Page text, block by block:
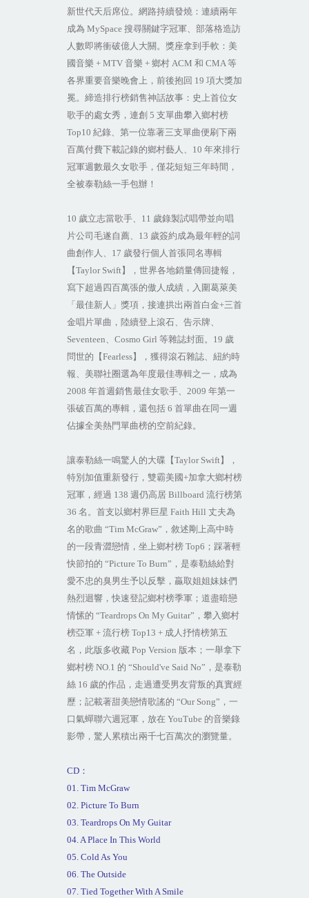
新世代天后席位。網路持續發燒：連續兩年
成為 MySpace 搜尋關鍵字冠軍、部落格造訪
人數即將衝破億人大關。獎座拿到手軟：美
國音樂 + MTV 音樂 + 鄉村 ACM 和 CMA等
各界重要音樂晚會上，前後抱回 19 項大獎加
冕。締造排行榜銷售神話故事：史上首位女
歌手的處女秀，連創 5 支單曲攀入鄉村榜
Top10 紀錄、第一位靠著三支單曲便刷下兩
百萬付費下載記錄的鄉村藝人、 10 年來排行
冠軍週數最久女歌手，僅花短短三年時間，
全被泰勒絲一手包辦！
10 歲立志當歌手、 11 歲錄製試唱帶並向唱
片公司毛遂自薦、 13 歲簽約成為最年輕的詞
曲創作人、 17 歲發行個人首張同名專輯
【Taylor Swift】，世界各地銷量傳回捷報，
寫下超過四百萬張的傲人成績，入圍葛萊美
「最佳新人」獎項，接連拱出兩首白金+三首
金唱片單曲，陸續登上滾石、告示牌、
Seventeen、 Cosmo Girl 等雜誌封面。 19 歲
問世的【Fearless】，獲得滾石雜誌、紐約時
報、美聯社圈選為年度最佳專輯之一，成為
2008 年首週銷售最佳女歌手、 2009 年第一
張破百萬的專輯，還包括 6 首單曲在同一週
佔據全美熱門單曲榜的空前紀錄。
讓泰勒絲一鳴驚人的大碟【Taylor Swift】，
特別加值重新發行，雙霸美國+加拿大鄉村榜
冠軍，經過 138 週仍高居 Billboard 流行榜第
36 名。首支以鄉村界巨星 Faith Hill 丈夫為
名的歌曲 “Tim McGraw” ，敘述剛上高中時
的一段青澀戀情，坐上鄉村榜 Top6 ；踩著輕
快節拍的 “Picture To Burn” ，是泰勒絲給對
愛不忠的臭男生予以反擊，贏取姐姐妹妹們
熱烈迴響，快速登記鄉村榜季軍；道盡暗戀
情愫的 “Teardrops On My Guitar” ，攀入鄉村
榜亞軍 + 流行榜 Top13 + 成人抒情榜第五
名，此版多收藏 Pop Version 版本；一舉拿下
鄉村榜 NO.1 的 “Should've Said No” ，是泰勒
絲 16 歲的作品，走過遭受男友背叛的真實經
歷；記載著甜美戀情歌謠的 “Our Song” ，一
口氣蟬聯六週冠軍，放在 YouTube 的音樂錄
影帶，驚人累積出兩千七百萬次的瀏覽量。
CD：
01. Tim McGraw
02. Picture To Burn
03. Teardrops On My Guitar
04. A PlaceIn This World
05. Cold As You
06. The Outside
07. Tied Together With A Smile